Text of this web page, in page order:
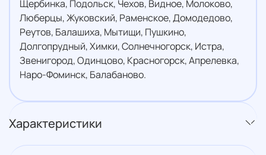
Щербинка, Подольск, Чехов, Видное, Молоково,
Люберцы, Жуковский, Раменское, Домодедово,
Реутов, Балашиха, Мытищи, Пушкино,
Долгопрудный, Химки, Солнечногорск, Истра,
Звенигород, Одинцово, Красногорск, Апрелевка,
Наро-Фоминск, Балабаново.
Характеристики